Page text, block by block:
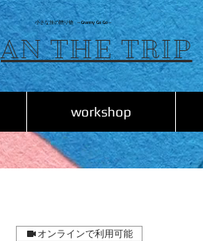
小さな旅の贈り物 ～Granny Go Go～
AN THE TRIP
workshop
オンラインで利用可能